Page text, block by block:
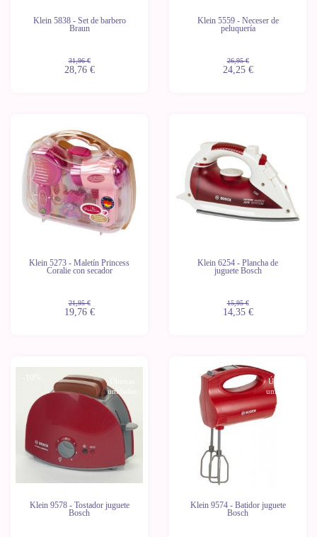
Klein 5838 - Set de barbero
Braun
31,96 €
28,76 €
Klein 5559 - Neceser de
peluquería
26,95 €
24,25 €
Klein 5273 - Maletín Princess
Coralie con secador
21,95 €
19,76 €
Klein 6254 - Plancha de
juguete Bosch
15,95 €
14,35 €
unidades
Klein 9578 - Tostador juguete
Bosch
Últimas
unidades
Klein 9574 - Batidor juguete
Bosch